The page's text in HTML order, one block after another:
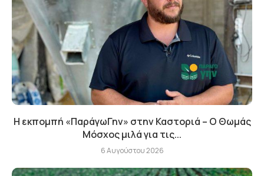
Η εκπομπή «ΠαράγωΓην» στην Καστοριά – Ο Θωμάς
Μόσχος μιλά για τις...
6 Αυγούστου 2026